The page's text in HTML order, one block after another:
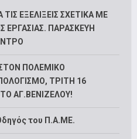
ΕΞΕΛΙΞΕΙΣ ΣΧΕΤΙΚΑ ΜΕ
ΕΡΓΑΣΙΑΣ. ΠΑΡΑΣΚΕΥΗ
ΠΟΛΕΜΙΚΟ
ΤΡΙΤΗ 16
ΑΓ.ΒΕΝΙΖΕΛΟΥ!
του Π.Α.ΜΕ.